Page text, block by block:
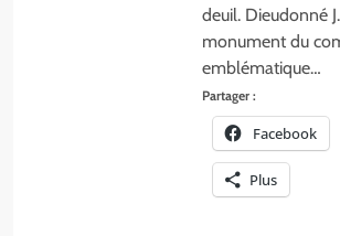
deuil. Dieudonné
monument du
emblématique…
Partager :
Facebook
Plus